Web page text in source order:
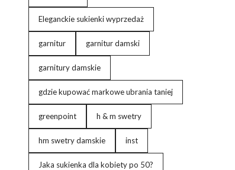
Eleganckie sukienki wyprzedaż
garnitur garnitur damski
garnitury damskie
gdzie kupować markowe ubrania taniej
greenpoint h & m swetry
hm swetry damskie inst
Jaka sukienka dla kobiety po 50?